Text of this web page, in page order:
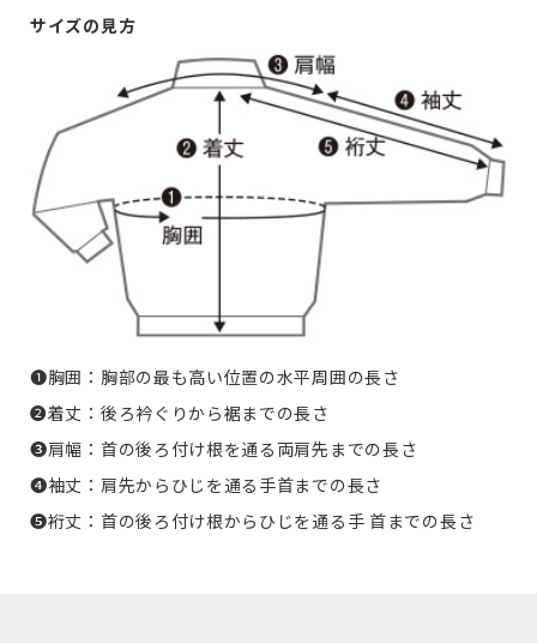
サイズの見方
❶胸囲：胸部の最も高い位置の水平周囲の長さ
❷着丈：後ろ衿ぐりから裾までの長さ
❸肩幅：首の後ろ付け根を通る両肩先までの長さ
❹袖丈：肩先からひじを通る手首までの長さ
❺裄丈：首の後ろ付け根からひじを通る手 首までの長さ